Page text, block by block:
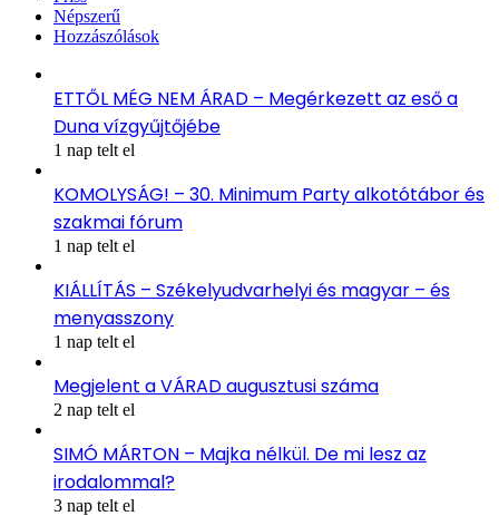
Népszerű
Hozzászólások
ETTŐL MÉG NEM ÁRAD – Megérkezett az eső a
Duna vízgyűjtőjébe
1 nap telt el
KOMOLYSÁG! – 30. Minimum Party alkotótábor és
szakmai fórum
1 nap telt el
KIÁLLÍTÁS – Székelyudvarhelyi és magyar – és
menyasszony
1 nap telt el
Megjelent a VÁRAD augusztusi száma
2 nap telt el
SIMÓ MÁRTON – Majka nélkül. De mi lesz az
irodalommal?
3 nap telt el